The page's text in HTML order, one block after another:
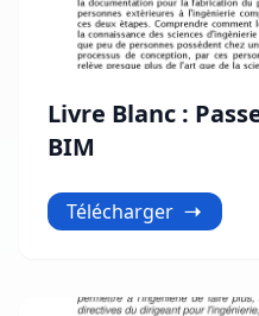
Livre Blanc :
BIM
Télécharger